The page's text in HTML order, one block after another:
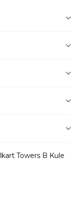
Towers B Kule